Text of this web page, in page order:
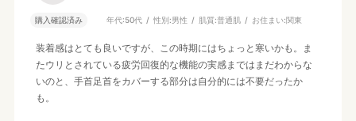
購入確認済み 年代:50代 性別:男性 肌質:普通肌 お住まい:関東
装着感はとても良いですが、この時期にはちょっと寒いかも。ま
たウリとされている疲労回復的な機能の実感まではまだわからな
いのと、手首足首をカバーする部分は自分的には不要だったか
も。